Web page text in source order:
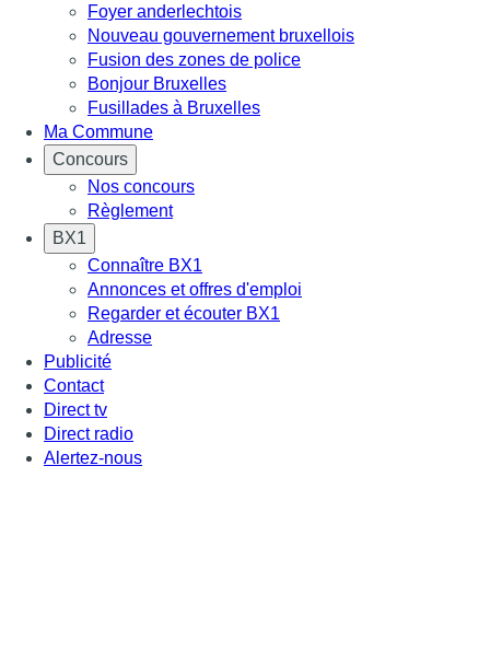
Foyer anderlechtois
Nouveau gouvernement bruxellois
Fusion des zones de police
Bonjour Bruxelles
Fusillades à Bruxelles
Ma Commune
Concours
Nos concours
Règlement
BX1
Connaître BX1
Annonces et offres d'emploi
Regarder et écouter BX1
Adresse
Publicité
Contact
Direct tv
Direct radio
Alertez-nous